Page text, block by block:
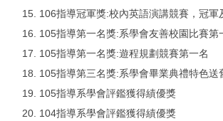
106指導冠軍獎:校內英語演講競賽，冠軍
105指導第一名獎:系學會友善校園比賽第
105指導第一名獎:遊程規劃競賽第一名
105指導第三名獎:系學會畢業典禮特色送
105指導系學會評鑑獲得績優獎
104指導系學會評鑑獲得績優獎